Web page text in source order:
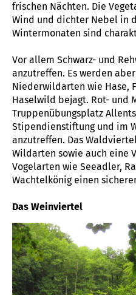
frischen Nächten. Die
Wind und dichter Nebel in
Wintermonaten sind
Vor allem Schwarz- und
anzutreffen. Es werden
Niederwildarten wie Hase,
Haselwild bejagt. Rot- und
Truppenübungsplatz
Stipendienstiftung und im
anzutreffen. Das
Wildarten sowie auch eine
Vogelarten wie Seeadler,
Wachtelkönig einen
Das Weinviertel